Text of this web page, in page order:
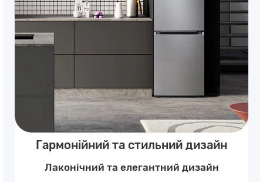
Гармонійний та стильний дизайн
Лаконічний та елегантний дизайн